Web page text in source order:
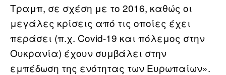
Τραμπ, σε σχέση με το 2016, καθώς οι
μεγάλες κρίσεις από τις οποίες έχει
περάσει (π.χ. Covid-19 και πόλεμος στην
Ουκρανία) έχουν συμβάλει στην
εμπέδωση της ενότητας των Ευρωπαίων».